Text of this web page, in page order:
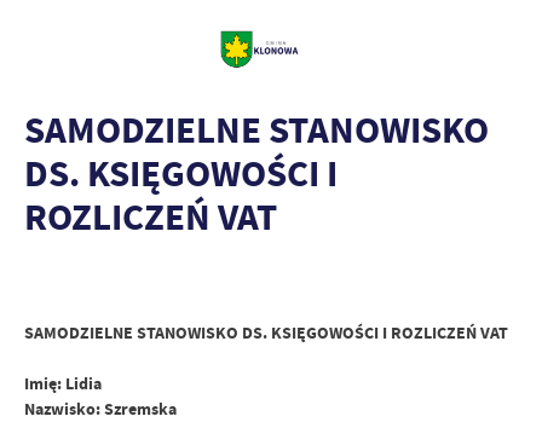
SAMODZIELNE STANOWISKO
DS. KSIĘGOWOŚCI I
ROZLICZEŃ VAT
SAMODZIELNE STANOWISKO DS. KSIĘGOWOŚCI I ROZLICZEŃ VAT
Imię: Lidia
Nazwisko: Szremska